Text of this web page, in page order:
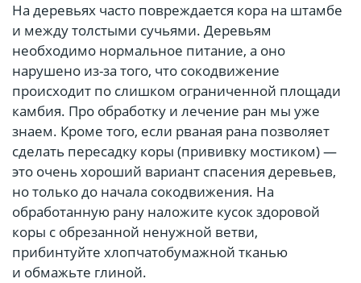
На деревьях часто повреждается кора на штамбе
и между толстыми сучьями. Деревьям
необходимо нормальное питание, а оно
нарушено из-за того, что сокодвижение
происходит по слишком ограниченной площади
камбия. Про обработку и лечение ран мы уже
знаем. Кроме того, если рваная рана позволяет
сделать пересадку коры (прививку мостиком) —
это очень хороший вариант спасения деревьев,
но только до начала сокодвижения. На
обработанную рану наложите кусок здоровой
коры с обрезанной ненужной ветви,
прибинтуйте хлопчатобумажной тканью
и обмажьте глиной.